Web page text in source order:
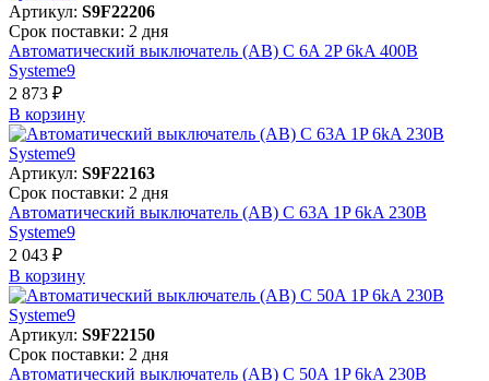
Артикул: S9F22206
Срок поставки: 2 дня
Автоматический выключатель (АВ) C 6A 2P 6kA 400В
Systeme9
2 873 ₽
В корзинy
Артикул: S9F22163
Срок поставки: 2 дня
Автоматический выключатель (АВ) C 63A 1P 6kA 230В
Systeme9
2 043 ₽
В корзинy
Артикул: S9F22150
Срок поставки: 2 дня
Автоматический выключатель (АВ) C 50A 1P 6kA 230В